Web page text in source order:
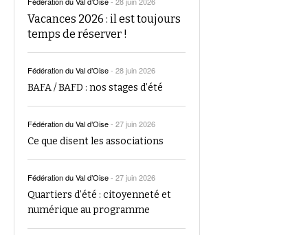
Vacances 2026 : il est toujours
temps de réserver !
Fédération du Val d’Oise- 28 juin 2026
BAFA / BAFD : nos stages d’été
Fédération du Val d’Oise- 27 juin 2026
Ce que disent les associations
Fédération du Val d’Oise- 27 juin 2026
Quartiers d’été : citoyenneté et
numérique au programme